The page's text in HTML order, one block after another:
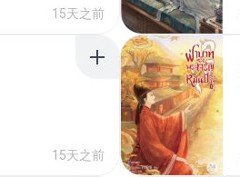
15天之前
15天之前